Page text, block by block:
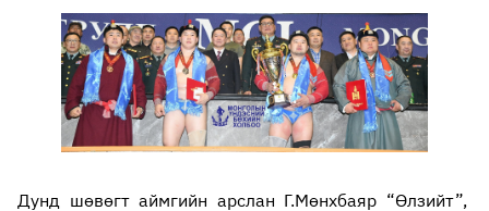
Дунд шөвөгт аймгийн арслан Г.Мөнхбаяр “Өлзийт”,